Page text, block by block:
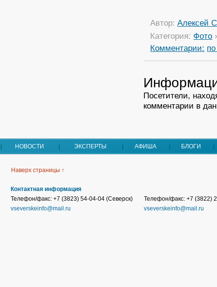
Автор:Алексей
Категория: Фото
Комментарии:
Посетители,
комментарии в
НОВОСТИ ЭКСПЕРТЫ АФИША БЛОГИ
Наверх страницы ↑
Контактная информация
Телефон/факс: +7 (3823) 54-04-04 (Северск)
vseverskeinfo@mail.ru
Телефон/факс: +7 (3822)
vseverskeinfo@mail.ru